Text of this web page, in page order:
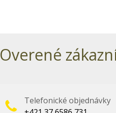
Overené
Telefonické objednávky